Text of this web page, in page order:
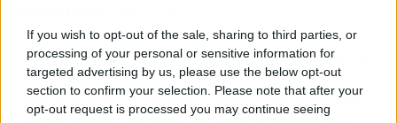
If you wish to opt-out of the sale, sharing to third parties, or
processing of your personal or sensitive information for
targeted advertising by us, please use the below opt-out
section to confirm your selection. Please note that after your
opt-out request is processed you may continue seeing
"Emprendes una nueva etapa en un club amigo
y legendario. Donde quieras que estés serás un
gran embajador del Real Madrid, donde lo has